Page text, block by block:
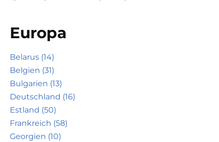
Europa
Belarus (14)
Belgien (31)
Bulgarien (13)
Deutschland (16)
Estland (50)
Frankreich (58)
Georgien (10)